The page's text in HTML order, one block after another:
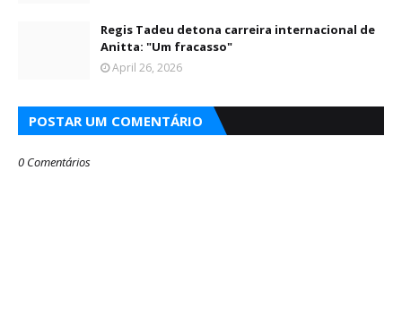
Regis Tadeu detona carreira internacional de
Anitta: "Um fracasso"
April 26, 2026
POSTAR UM COMENTÁRIO
0 Comentários